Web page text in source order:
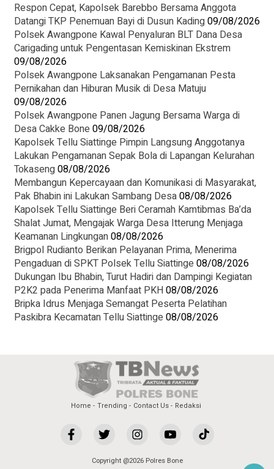
Respon Cepat, Kapolsek Barebbo Bersama Anggota
Datangi TKP Penemuan Bayi di Dusun Kading09/08/2026
‎Polsek Awangpone Kawal Penyaluran BLT Dana Desa
Carigading untuk Pengentasan Kemiskinan Ekstrem
09/08/2026
‎Polsek Awangpone Laksanakan Pengamanan Pesta
Pernikahan dan Hiburan Musik di Desa Matuju ‎
09/08/2026
Polsek Awangpone Panen Jagung Bersama Warga di
Desa Cakke Bone09/08/2026
Kapolsek Tellu Siattinge Pimpin Langsung Anggotanya
Lakukan Pengamanan Sepak Bola di Lapangan Kelurahan
Tokaseng08/08/2026
Membangun Kepercayaan dan Komunikasi di Masyarakat,
Pak Bhabin ini Lakukan Sambang Desa08/08/2026
Kapolsek Tellu Siattinge Beri Ceramah Kamtibmas Ba’da
Shalat Jumat, Mengajak Warga Desa Itterung Menjaga
Keamanan Lingkungan08/08/2026
Brigpol Rudianto Berikan Pelayanan Prima, Menerima
Pengaduan di SPKT Polsek Tellu Siattinge08/08/2026
Dukungan Ibu Bhabin, Turut Hadiri dan Dampingi Kegiatan
P2K2 pada Penerima Manfaat PKH08/08/2026
Bripka Idrus Menjaga Semangat Peserta Pelatihan
Paskibra Kecamatan Tellu Siattinge08/08/2026
Home Trending Contact Us Redaksi
Copyright @2026 Polres Bone